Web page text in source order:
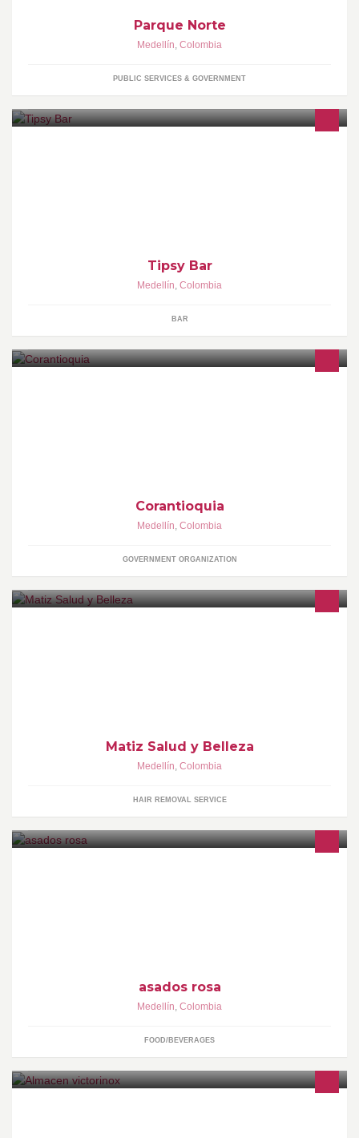
Parque Norte
Medellín, Colombia
PUBLIC SERVICES & GOVERNMENT
Tipsy Bar
Medellín, Colombia
BAR
Corantioquia
Medellín, Colombia
GOVERNMENT ORGANIZATION
Matiz Salud y Belleza
Medellín, Colombia
HAIR REMOVAL SERVICE
asados rosa
Medellín, Colombia
FOOD/BEVERAGES